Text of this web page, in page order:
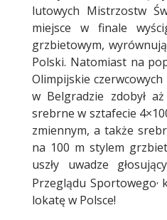
lutowych Mistrzostw
miejsce w finale
grzbietowym,
Polski. Natomiast na
Olimpijskie
w Belgradzie zdobył
srebrne w sztafecie
zmiennym, a także
na 100 m stylem
uszły uwadze
Przeglądu Sportowego,
lokatę w Polsce!